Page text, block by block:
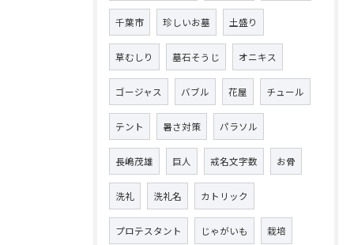
千葉市 珍しいお墓 土盛り
草むしり 墓石そうじ オニキス
ゴージャス バブル 花屋 チュール
テント 暑さ対策 パラソル
長嶋茂雄 巨人 戒名文字数 お骨
洗礼 洗礼名 カトリック
プロテスタント じゃがいも 栽培